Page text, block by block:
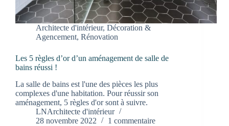
Architecte d'intérieur, Décoration &
Agencement, Rénovation
Les 5 règles d’or d’un aménagement de salle de
bains réussi !
La salle de bains est l'une des pièces les plus
complexes d'une habitation. Pour réussir son
aménagement, 5 règles d'or sont à suivre.
LNArchitecte d'intérieur
28 novembre 2022
1 commentaire